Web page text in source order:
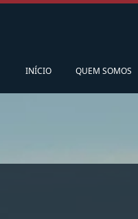
INÍCIO QUEM SOMOS